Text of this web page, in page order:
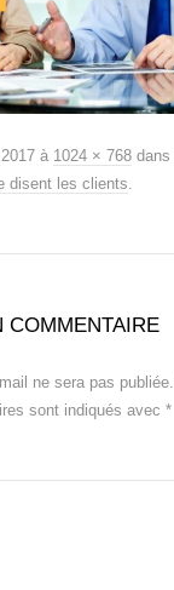
à 1024 × 768 dans
disent les clients.
COMMENTAIRE
ne sera pas publiée.
sont indiqués avec *